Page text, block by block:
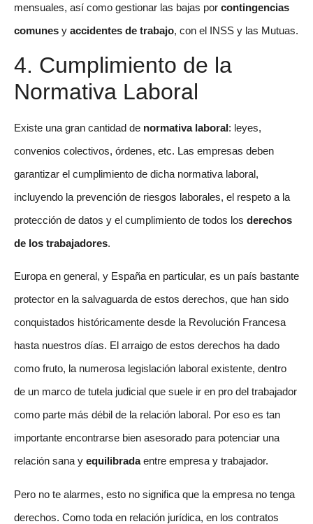
mensuales, así como gestionar las bajas por contingencias
comunes y accidentes de trabajo, con el INSS y las Mutuas.
4. Cumplimiento de la
Normativa Laboral
Existe una gran cantidad de normativa laboral: leyes,
convenios colectivos, órdenes, etc. Las empresas deben
garantizar el cumplimiento de dicha normativa laboral,
incluyendo la prevención de riesgos laborales, el respeto a la
protección de datos y el cumplimiento de todos los derechos
de los trabajadores.
Europa en general, y España en particular, es un país bastante
protector en la salvaguarda de estos derechos, que han sido
conquistados históricamente desde la Revolución Francesa
hasta nuestros días. El arraigo de estos derechos ha dado
como fruto, la numerosa legislación laboral existente, dentro
de un marco de tutela judicial que suele ir en pro del trabajador
como parte más débil de la relación laboral. Por eso es tan
importante encontrarse bien asesorado para potenciar una
relación sana y equilibradaentre empresa y trabajador.
Pero no te alarmes, esto no significa que la empresa no tenga
derechos. Como toda en relación jurídica, en los contratos